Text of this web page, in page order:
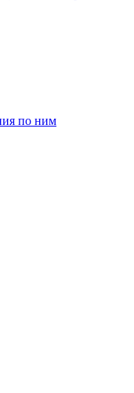
по ним